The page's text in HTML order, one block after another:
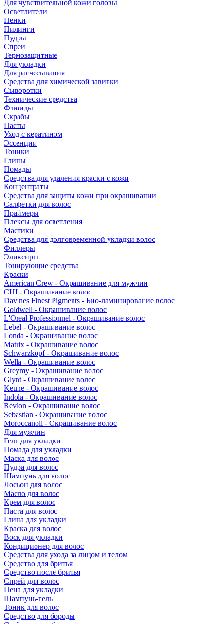
Для чувствительной кожи головы
Осветлители
Пенки
Пилинги
Пудры
Спреи
Термозащитные
Для укладки
Для расчесывания
Средства для химической завивки
Сыворотки
Технические средства
Флюиды
Скрабы
Пасты
Уход с кератином
Эссенции
Тоники
Глины
Помады
Средства для удаления краски с кожи
Концентраты
Средства для защиты кожи при окрашивании
Салфетки для волос
Праймеры
Плексы для осветления
Мастики
Средства для долговременной укладки волос
Филлеры
Эликсиры
Тонирующие средства
Краски
American Crew - Окрашивание для мужчин
CHI - Окрашивание волос
Davines Finest Pigments - Био-ламинирование волос
Goldwell - Окрашивание волос
L'Oreal Professionnel - Окрашивание волос
Lebel - Окрашивание волос
Londa - Окрашивание волос
Matrix - Окрашивание волос
Schwarzkopf - Окрашивание волос
Wella - Окрашивание волос
Greymy - Окрашивание волос
Glynt - Окрашивание волос
Keune - Окрашивание волос
Indola - Окрашивание волос
Revlon - Окрашивание волос
Sebastian - Окрашивание волос
Moroccanoil - Окрашивание волос
Для мужчин
Гель для укладки
Помада для укладки
Маска для волос
Пудра для волос
Шампунь для волос
Лосьон для волос
Масло для волос
Крем для волос
Паста для волос
Глина для укладки
Краска для волос
Воск для укладки
Кондиционер для волос
Средства для ухода за лицом и телом
Средство для бритья
Средство после бритья
Спрей для волос
Пена для укладки
Шампунь-гель
Тоник для волос
Средство для бороды